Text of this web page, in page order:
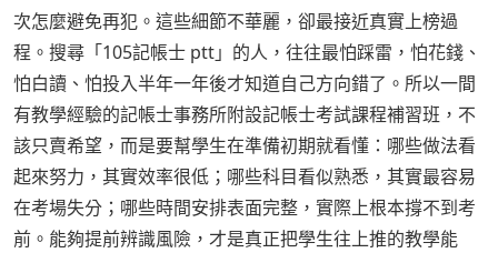
次怎麼避免再犯。這些細節不華麗，卻最接近真實上榜過
程。搜尋「105記帳士 ptt」的人，往往最怕踩雷，怕花錢、
怕白讀、怕投入半年一年後才知道自己方向錯了。所以一間
有教學經驗的記帳士事務所附設記帳士考試課程補習班，不
該只賣希望，而是要幫學生在準備初期就看懂：哪些做法看
起來努力，其實效率很低；哪些科目看似熟悉，其實最容易
在考場失分；哪些時間安排表面完整，實際上根本撐不到考
前。能夠提前辨識風險，才是真正把學生往上推的教學能